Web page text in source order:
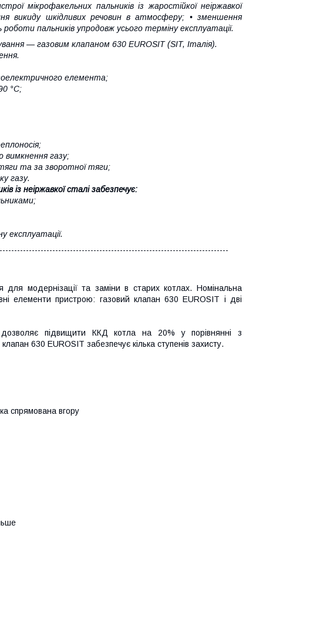
мікрофакельних пальників із жаростійкої неіржавкої
викиду шкідливих речовин в атмосферу; • зменшення
роботи пальників упродовж усього терміну експлуатації.
— газовим клапаном 630 EUROSIT (SIT, Італія).
елемента;
°C;
газу;
та за зворотної тяги;
газу.
із неіржавкої сталі забезпечує:
експлуатації.
для модернізації та заміни в старих котлах. Номінальна
елементи пристрою: газовий клапан 630 EUROSIT і дві
дозволяє підвищити ККД котла на 20% у порівнянні з
630 EUROSIT забезпечує кілька ступенів захисту.
спрямована вгору